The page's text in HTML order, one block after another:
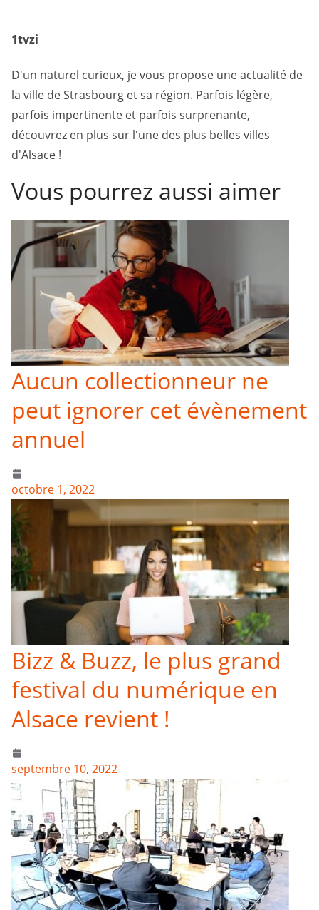
1tvzi
D'un naturel curieux, je vous propose une actualité de
la ville de Strasbourg et sa région. Parfois légère,
parfois impertinente et parfois surprenante,
découvrez en plus sur l'une des plus belles villes
d'Alsace !
Vous pourrez aussi aimer
Aucun collectionneur ne
peut ignorer cet évènement
annuel
octobre 1, 2022
Bizz & Buzz, le plus grand
festival du numérique en
Alsace revient !
septembre 10, 2022